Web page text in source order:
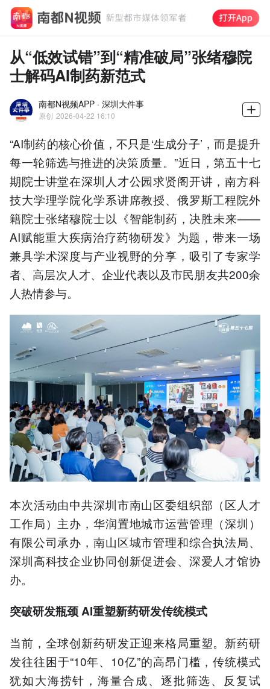
从“低效试错”到“精准破局”张绪穆院
士解码AI制药新范式
南都N视频APP · 深圳大件事
原创 2026-04-22 16:10
“AI制药的核心价值，不只是‘生成分子’，而是提升
每一轮筛选与推进的决策质量。”近日，第五十七
期院士讲堂在深圳人才公园求贤阁开讲，南方科
技大学理学院化学系讲席教授、俄罗斯工程院外
籍院士张绪穆院士以《智能制药，决胜未来——
AI赋能重大疾病治疗药物研发》为题，带来一场
兼具学术深度与产业视野的分享，吸引了专家学
者、高层次人才、企业代表以及市民朋友共200余
人热情参与。
本次活动由中共深圳市南山区委组织部（区人才
工作局）主办，华润置地城市运营管理（深圳）
有限公司承办，南山区城市管理和综合执法局、
深圳高科技企业协同创新促进会、深爱人才馆协
办。
突破研发瓶颈 AI重塑新药研发传统模式
当前，全球创新药研发正迎来格局重塑。新药研
发往往困于“10年、10亿”的高昂门槛，传统模式
犹如大海捞针，海量合成、逐批筛选、反复试